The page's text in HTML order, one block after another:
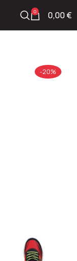
0 0,00€
-20%